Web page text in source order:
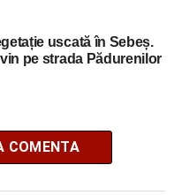
uscată în Sebeș.
pe strada Pădurenilor
COMENTA